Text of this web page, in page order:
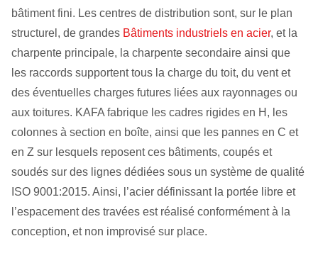
bâtiment fini. Les centres de distribution sont, sur le plan
structurel, de grandes Bâtiments industriels en acier, et la
charpente principale, la charpente secondaire ainsi que
les raccords supportent tous la charge du toit, du vent et
des éventuelles charges futures liées aux rayonnages ou
aux toitures. KAFA fabrique les cadres rigides en H, les
colonnes à section en boîte, ainsi que les pannes en C et
en Z sur lesquels reposent ces bâtiments, coupés et
soudés sur des lignes dédiées sous un système de qualité
ISO 9001:2015. Ainsi, l’acier définissant la portée libre et
l’espacement des travées est réalisé conformément à la
conception, et non improvisé sur place.